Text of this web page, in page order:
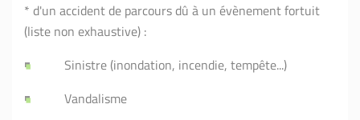
* d'un accident de parcours dû à un évènement fortuit
(liste non exhaustive) :
Sinistre (inondation, incendie, tempête...)
Vandalisme